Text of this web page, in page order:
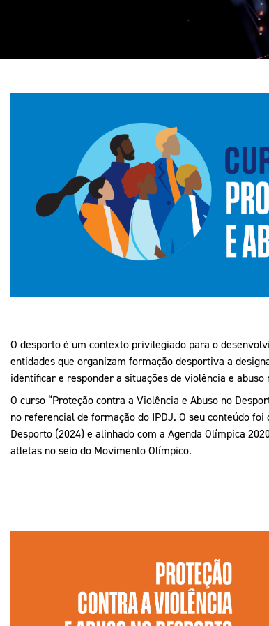
O desporto é um contexto privilegiado para o
entidades que organizam formação desportiva a
identificar e responder a situações de violência e abuso
O curso “Proteção contra a Violência e Abuso no
no referencial de formação do IPDJ. O seu conteúdo
Desporto (2024) e alinhado com a Agenda Olímpica
atletas no seio do Movimento Olímpico.